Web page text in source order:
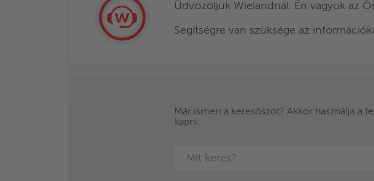
Üdvözöljük Wielandnál. Én vagyok az
Segítségre van szüksége az
Már ismeri a keresőszót? Akkor használja a
kapni.